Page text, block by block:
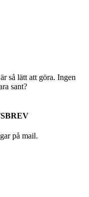
så lätt att göra. Ingen
sant?
på mail.